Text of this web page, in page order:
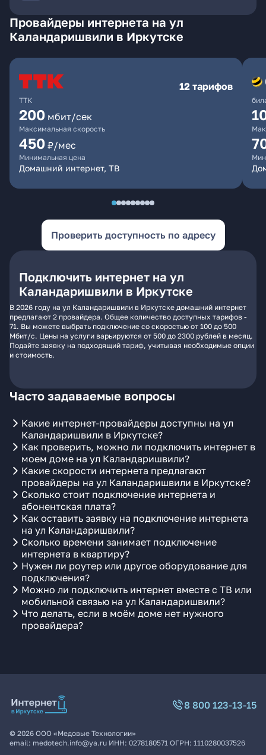
Провайдеры интернета на ул
Каландаришвили в Иркутске
ТТК
12 тарифов
200 мбит/сек
Максимальная скорость
450 ₽/мес
Минимальная цена
Домашний интернет, ТВ
Проверить доступность по адресу
Подключить интернет на ул
Каландаришвили в Иркутске
В 2026 году на ул Каландаришвили в Иркутске домашний интернет
предлагают 2 провайдера. Общее количество доступных тарифов -
71. Вы можете выбрать подключение со скоростью от 100 до 500
Мбит/с. Цены на услуги варьируются от 500 до 2300 рублей в месяц.
Подайте заявку на подходящий тариф, учитывая необходимые опции
и стоимость.
Часто задаваемые вопросы
Какие интернет-провайдеры доступны на ул
Каландаришвили в Иркутске?
Как проверить, можно ли подключить интернет в
моем доме на ул Каландаришвили?
Какие скорости интернета предлагают
провайдеры на ул Каландаришвили в Иркутске?
Сколько стоит подключение интернета и
абонентская плата?
Как оставить заявку на подключение интернета
на ул Каландаришвили?
Сколько времени занимает подключение
интернета в квартиру?
Нужен ли роутер или другое оборудование для
подключения?
Можно ли подключить интернет вместе с ТВ или
мобильной связью на ул Каландаришвили?
Что делать, если в моём доме нет нужного
провайдера?
8 800 123-13-15
© 2026 ООО «Медовые Технологии»
email: medotech.info@ya.ru ИНН: 0278180571 ОГРН: 1110280037526